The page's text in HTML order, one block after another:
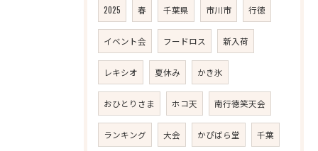
2025 春 千葉県 市川市 行徳
イベント会 フードロス 新入荷
レキシオ 夏休み かき氷
おひとりさま ホコ天 南行徳笑天会
ランキング 大会 かぴばら堂 千葉